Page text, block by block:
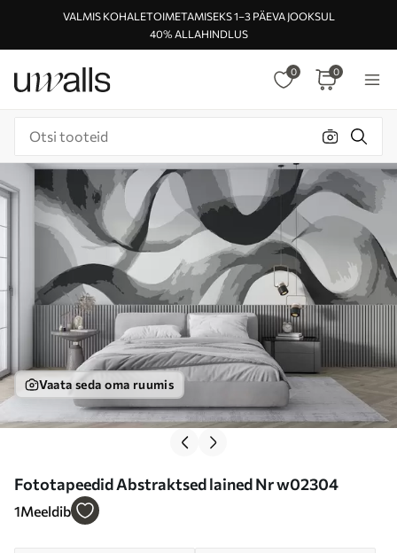
VALMIS KOHALETOIMETAMISEKS 1–3 PÄEVA JOOKSUL
40% ALLAHINDLUS
0 0
Vaata seda oma ruumis
Fototapeedid Abstraktsed lained Nr w02304
1Meeldib